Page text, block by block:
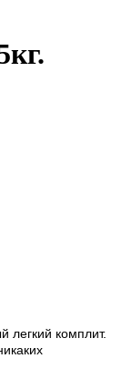
легкий комплит.